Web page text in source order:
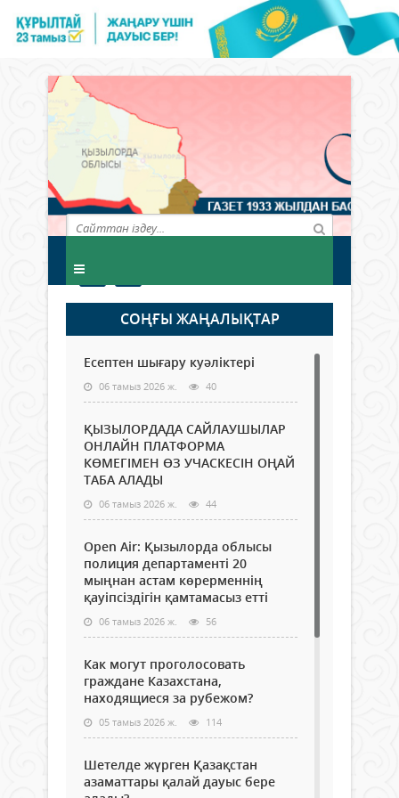
СОҢҒЫ ЖАҢАЛЫҚТАР
Есептен шығару куәліктері
06 тамыз 2026 ж. 40
ҚЫЗЫЛОРДАДА САЙЛАУШЫЛАР
ОНЛАЙН ПЛАТФОРМА
КӨМЕГІМЕН ӨЗ УЧАСКЕСІН ОҢАЙ
ТАБА АЛАДЫ
06 тамыз 2026 ж. 44
Open Air: Қызылорда облысы
полиция департаменті 20
мыңнан астам көрерменнің
қауіпсіздігін қамтамасыз етті
06 тамыз 2026 ж. 56
Как могут проголосовать
граждане Казахстана,
находящиеся за рубежом?
05 тамыз 2026 ж. 114
Шетелде жүрген Қазақстан
азаматтары қалай дауыс бере